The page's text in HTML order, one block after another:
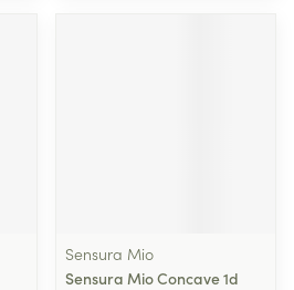
Sensura Mio
Sensura Mio Concave 1d